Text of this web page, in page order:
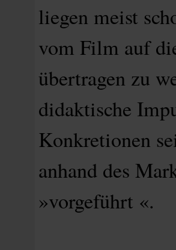
liegen meist
vom Film auf
übertragen zu
didaktische
Konkretionen
anhand des
»vorgeführt «.